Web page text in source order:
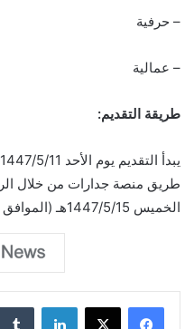
– حرفية
– عمالية
طريقة التقديم:
طريق منصة جدارات من خلال
الخميس 1447/5/15هـ (الموافق 2025/11/6م).
لينكدإن